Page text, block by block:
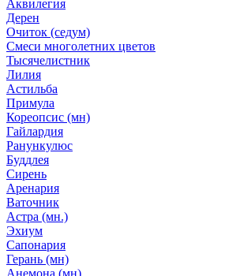
Аквилегия
Дерен
Очиток (седум)
Смеси многолетних цветов
Тысячелистник
Лилия
Астильба
Примула
Кореопсис (мн)
Гайлардия
Ранункулюс
Буддлея
Сирень
Аренария
Ваточник
Астра (мн.)
Эхиум
Сапонария
Герань (мн)
Анемона (мн)